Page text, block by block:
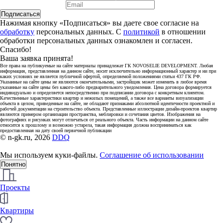
Подписаться
Нажимая кнопку «Подписаться» вы даете свое согласие на
обработку персональных данных. С политикой в отношении
обработки персональных данных ознакомлен и согласен.
Спасибо!
Ваша заявка принята!
Все права на публикуемые на сайте материалы принадлежат ГК NOVOSELIE DEVELOPMENT. Любая
информация, представленная на данном сайте, носит исключительно информационный характер и ни при
каких условиях не является публичной офертой, определяемой положениями статьи 437 ГК РФ.
Указанные на сайте цены не являются окончательными, застройщик может изменить в любое время
указанные на сайте цены без какого-либо предварительного уведомления. Цена договора формируется
индивидуально и определяется непосредственно при подписании договора с конкретным клиентом.
Качественные характеристики квартир и нежилых помещений, а также все варианты визуализации
объекта в целом, приведенные на сайте, не обладают признаками абсолютной идентичности проектной и
рабочей документации на строительство объекта. Представленные иллюстрации дизайн-проектов квартир
являются примером организации пространства, меблировки и сочетания цветов. Изображения на
фотографиях и рисунках могут отличаться от реального объекта. Часть информации на данном сайте
относится к прошлому и возможно устарела, такая информация должна восприниматься как
предоставленная на дату своей первичной публикации
© n-gk.ru, 2026 DDQ
Мы используем куки-файлы. Соглашение об использовании
Понятно
Проекты
Квартиры